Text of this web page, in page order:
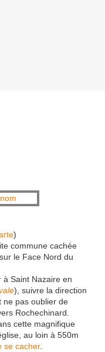
)
commune cachée
le Face Nord du
à Saint Nazaire en
), suivre la direction
ne pas oublier de
Rochechinard.
cette magnifique
au loin à 550m
se cacher.